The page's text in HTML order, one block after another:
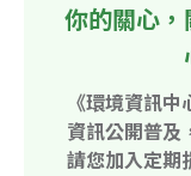
你的關心
《環境資訊
資訊公開普及
請您加入定期